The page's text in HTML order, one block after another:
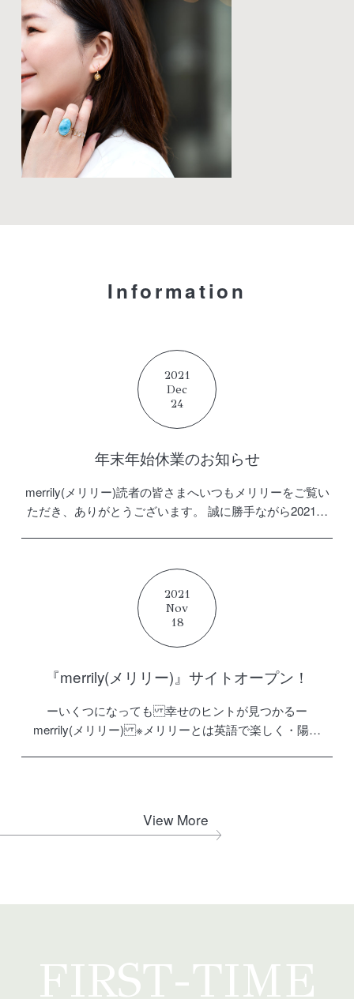
Information
2021
Dec
24
年末年始休業のお知らせ
merrily(メリリー)読者の皆さまへいつもメリリーをご覧い
ただき、ありがとうございます。 誠に勝手ながら2021年
2021
Nov
18
『merrily(メリリー)』サイトオープン！
ーいくつになっても 幸せのヒントが見つかるー
merrily(メリリー) ※メリリーとは英語で楽しく・陽気
View More
FIRST-TIME